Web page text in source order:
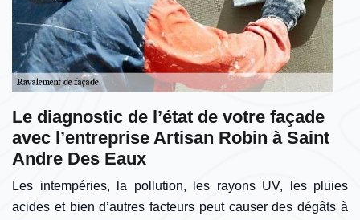
Le diagnostic de l’état de votre façade
avec l’entreprise Artisan Robin à Saint
Andre Des Eaux
Les intempéries, la pollution, les rayons UV, les pluies
acides et bien d’autres facteurs peut causer des dégâts à